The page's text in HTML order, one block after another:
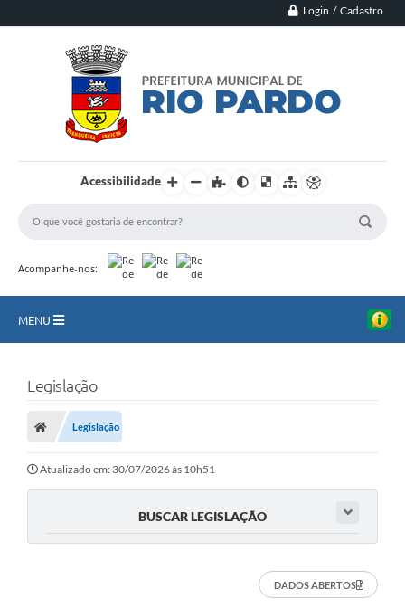
Login / Cadastro
Acessibilidade
Acompanhe-nos:
MENU
Município
Prefeitura
ACESSO À INFORMAÇÃO
Turismo
Legislação
Legislação
Atualizado em: 30/07/2026 às 10h51
BUSCAR LEGISLAÇÃO
DADOS ABERTOS